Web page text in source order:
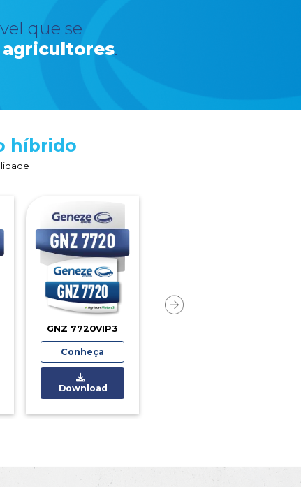
sementes de alto
necessidades dos
são o início de uma história de sucesso.
sementes de milho
com o mais exigente controle de